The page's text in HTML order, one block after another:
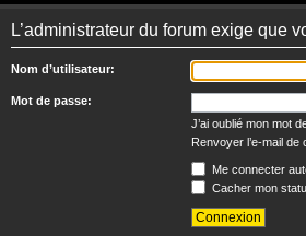
L’administrateur du forum exige que
Nom d’utilisateur:
Mot de passe:
J’ai oublié mon mot
Renvoyer l’e-mail de
Me connecter
Cacher mon